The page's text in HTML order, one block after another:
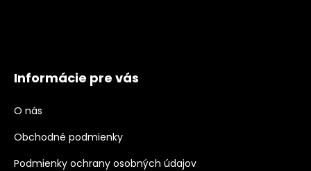
Informácie pre vás
O nás
Obchodné podmienky
Podmienky ochrany osobných údajov